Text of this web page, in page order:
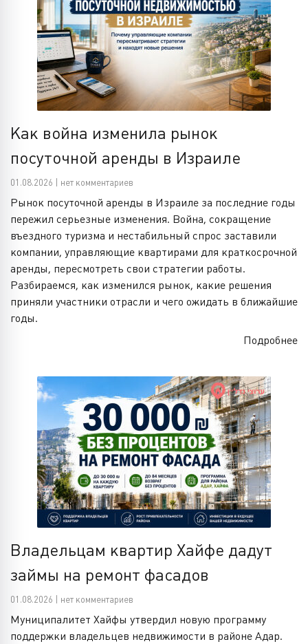
Как война изменила рынок
посуточной аренды в Израиле
01.08.2026 | нет комментариев
Рынок посуточной аренды в Израиле за последние годы
пережил серьезные изменения. Война, сокращение
въездного туризма и нестабильный спрос заставили
компании, управляющие квартирами для краткосрочной
аренды, пересмотреть свои стратегии работы.
Разбираемся, как изменился рынок, какие решения
приняли участники отрасли и чего ожидать в ближайшие
годы.
Подробнее
Владельцам квартир Хайфе дадут
займы на ремонт фасадов
01.08.2026 | нет комментариев
Муниципалитет Хайфы утвердил новую программу
поддержки владельцев недвижимости в районе Адар.